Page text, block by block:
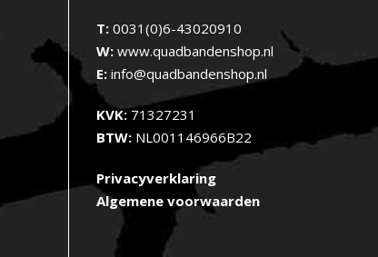
T: 0031(0)6-43020910
W: www.quadbandenshop.nl
E: info@quadbandenshop.nl
KVK: 71327231
BTW: NL001146966B22
Privacyverklaring
Algemene voorwaarden